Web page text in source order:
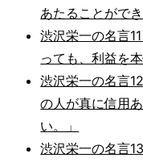
あたることができ
渋沢栄一の名言
っても、利益を
渋沢栄一の名言
の人が真に信用
い。」
渋沢栄一の名言